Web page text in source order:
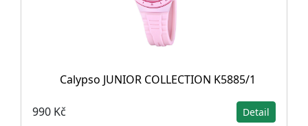
Calypso JUNIOR COLLECTION K5885/1
990 Kč Detail